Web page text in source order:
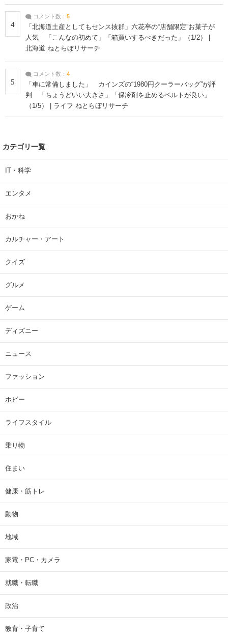
4
コメント数： 5
「北海道土産としてもセンス抜群」六花亭の“店舗限定”お菓子が
人気 「こんなの初めて」「箱買いするべきだった」（1/2） |
北海道 ねとらぼリサーチ
5
コメント数： 4
「車に常備しました」 カインズの“1980円クーラーバッグ”が評
判 「ちょうどいい大きさ」「保冷剤を止めるベルトが良い」
（1/5） | ライフ ねとらぼリサーチ
カテゴリ一覧
IT・科学
エンタメ
おかね
カルチャー・アート
クイズ
グルメ
ゲーム
ディズニー
ニュース
ファッション
ホビー
ライフスタイル
乗り物
住まい
健康・筋トレ
動物
地域
家電・PC・カメラ
就職・転職
政治
教育・子育て